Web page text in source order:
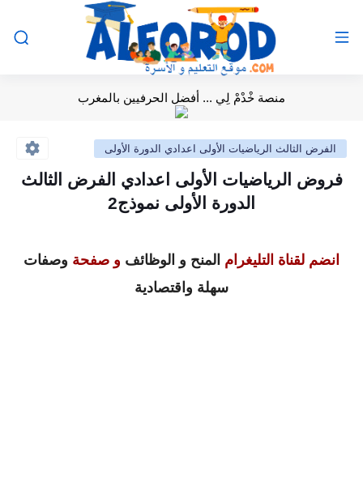
منصة خْدْمْ لِي ... أفضل الحرفيين بالمغرب
الفرض الثالث الرياضيات الأولى اعدادي الدورة الأولى
فروض الرياضيات الأولى اعدادي الفرض الثالث
الدورة الأولى نموذج2
انضم لقناة التليغرام المنح و الوظائف و صفحة وصفات
سهلة واقتصادية